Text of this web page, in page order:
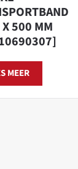
500 MM
MEER